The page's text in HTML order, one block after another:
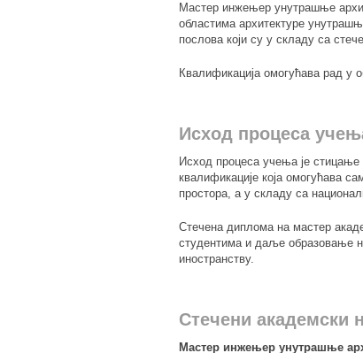
Мастер инжењер унутрашње
областима архитектуре
послова који су у складу са
Квалификација омогућава рад у
Исход процеса
Исход процеса учења је
квалификације која омогућава
простора, а у складу са
Стечена диплома на мастер
студентима и даље образовање
иностранству.
Стечени академски
Мастер инжењер унутрашње